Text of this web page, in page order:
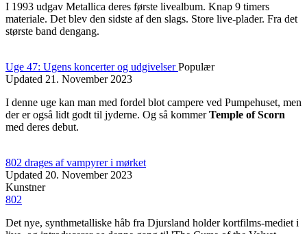
I 1993 udgav Metallica deres første livealbum. Knap 9 timers
materiale. Det blev den sidste af den slags. Store live-plader. Fra det
største band dengang.
Uge 47: Ugens koncerter og udgivelserPopulær
Updated 21. November 2023
I denne uge kan man med fordel blot campere ved Pumpehuset, men
der er også lidt godt til jyderne. Og så kommerTemple of Scorn
med deres debut.
802 drages af vampyrer i mørket
Updated 20. November 2023
Kunstner
802
Det nye, synthmetalliske håb fra Djursland holder kortfilms-mediet i